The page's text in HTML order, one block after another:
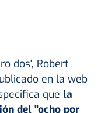
dos', Robert
en la web
que la
del "ocho por